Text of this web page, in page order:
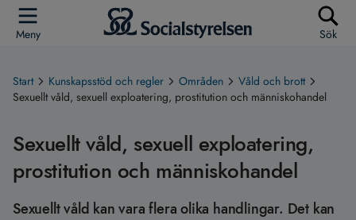
Meny Sök
Start Kunskapsstöd och regler Områden
Våld och brott
Sexuellt våld, sexuell exploatering, prostitution och människohandel
Sexuellt våld, sexuell exploatering,
prostitution och människohandel
Sexuellt våld kan vara flera olika handlingar. Det kan